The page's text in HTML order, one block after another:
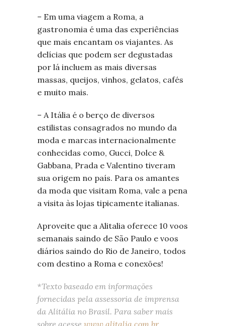
– Em uma viagem a Roma, a
gastronomia é uma das experiências
que mais encantam os viajantes. As
delícias que podem ser degustadas
por lá incluem as mais diversas
massas, queijos, vinhos, gelatos, cafés
e muito mais.
– A Itália é o berço de diversos
estilistas consagrados no mundo da
moda e marcas internacionalmente
conhecidas como, Gucci, Dolce &
Gabbana, Prada e Valentino tiveram
sua origem no país. Para os amantes
da moda que visitam Roma, vale a pena
a visita às lojas tipicamente italianas.
Aproveite que a Alitalia oferece 10 voos
semanais saindo de São Paulo e voos
diários saindo do Rio de Janeiro, todos
com destino a Roma e conexões!
*Texto baseado em informações
fornecidas pela assessoria de imprensa
da Alitália no Brasil. Para saber mais